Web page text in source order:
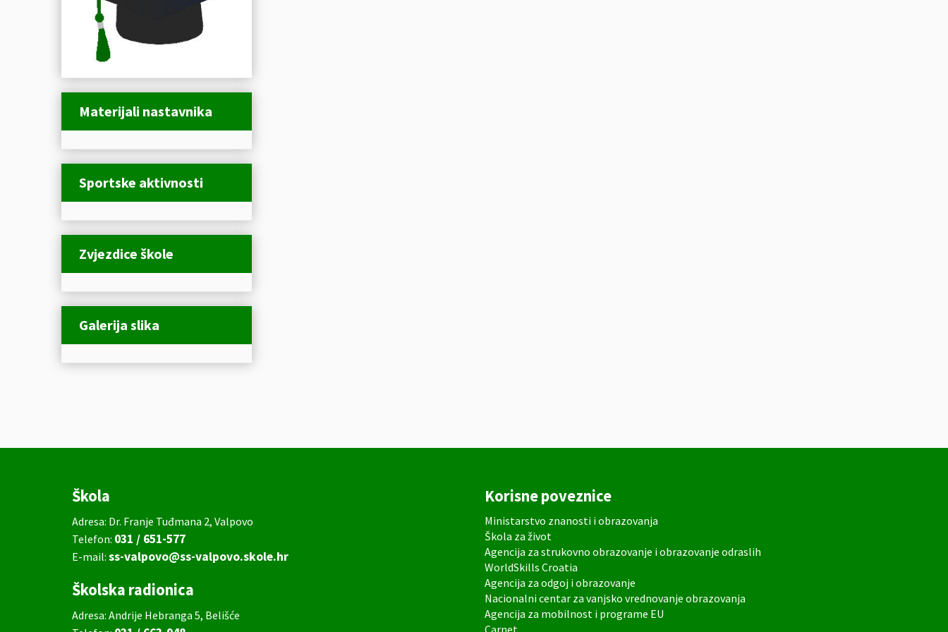
Materijali nastavnika
Sportske aktivnosti
Zvjezdice škole
Galerija slika
Škola
Adresa: Dr. Franje Tuđmana 2, Valpovo
Telefon: 031 / 651-577
E-mail: ss-valpovo@ss-valpovo.skole.hr
Školska radionica
Adresa: Andrije Hebranga 5, Belišće
Korisne poveznice
Ministarstvo znanosti i obrazovanja
Škola za život
Agencija za strukovno obrazovanje i obrazovanje odraslih
WorldSkills Croatia
Agencija za odgoj i obrazovanje
Nacionalni centar za vanjsko vrednovanje obrazovanja
Agencija za mobilnost i programe EU